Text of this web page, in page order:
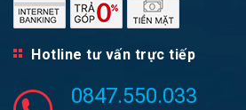
Hotline tư vấn trực tiếp
0847.550.033